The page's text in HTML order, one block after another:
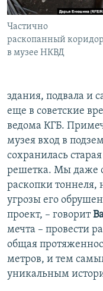
Частично
раскопанный коридор
в музее НКВД
здания, подвала и
еще в советские
ведома КГБ.
музея вход в
сохранилась
решетка. Мы даже
раскопки тоннеля,
угрозы его
проект, – говорит
мечта – провести
общая
метров, и тем
уникальным